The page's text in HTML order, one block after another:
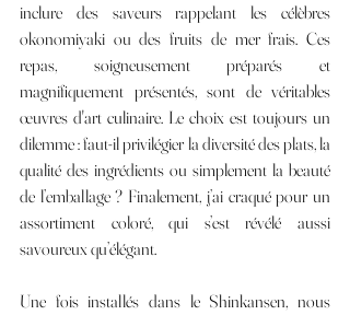
inclure des saveurs rappelant les célèbres
okonomiyaki ou des fruits de mer frais. Ces
repas, soigneusement préparés et
magnifiquement présentés, sont de véritables
œuvres d'art culinaire. Le choix est toujours un
dilemme : faut-il privilégier la diversité des plats, la
qualité des ingrédients ou simplement la beauté
de l’emballage ? Finalement, j’ai craqué pour un
assortiment coloré, qui s’est révélé aussi
savoureux qu’élégant.
Une fois installés dans le Shinkansen, nous